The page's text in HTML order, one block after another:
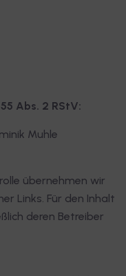
Abs. 2 RStV:
Muhle
übernehmen wir
Links. Für den Inhalt
deren Betreiber